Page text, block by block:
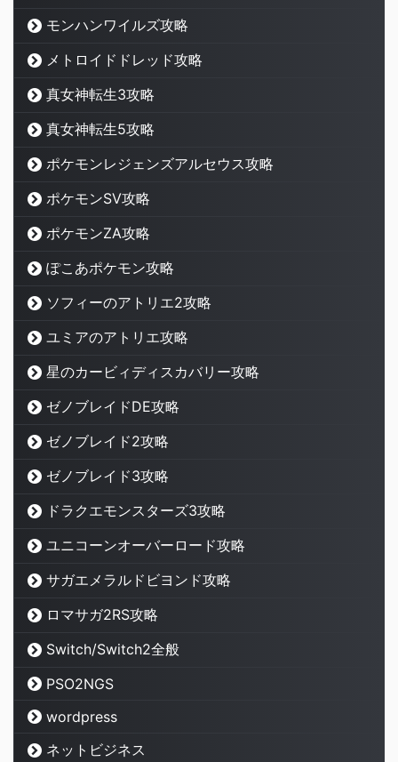
モンハンワイルズ攻略
メトロイドドレッド攻略
真女神転生3攻略
真女神転生5攻略
ポケモンレジェンズアルセウス攻略
ポケモンSV攻略
ポケモンZA攻略
ぽこあポケモン攻略
ソフィーのアトリエ2攻略
ユミアのアトリエ攻略
星のカービィディスカバリー攻略
ゼノブレイドDE攻略
ゼノブレイド2攻略
ゼノブレイド3攻略
ドラクエモンスターズ3攻略
ユニコーンオーバーロード攻略
サガエメラルドビヨンド攻略
ロマサガ2RS攻略
Switch/Switch2全般
PSO2NGS
wordpress
ネットビジネス